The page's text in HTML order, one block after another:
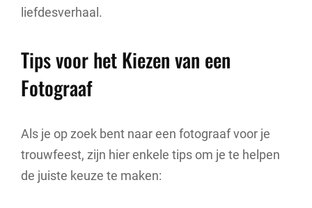
liefdesverhaal.
Tips voor het Kiezen van een
Fotograaf
Als je op zoek bent naar een fotograaf voor je
trouwfeest, zijn hier enkele tips om je te helpen
de juiste keuze te maken: